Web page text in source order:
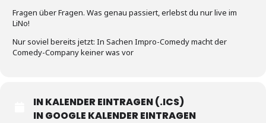
Fragen über Fragen. Was genau passiert, erlebst du nur live im
LiNo!
Nur soviel bereits jetzt: In Sachen Impro-Comedy macht der
Comedy-Company keiner was vor
IN KALENDER EINTRAGEN (.ICS)
IN GOOGLE KALENDER EINTRAGEN